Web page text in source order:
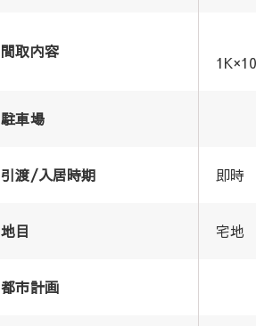
間取内容
駐車場
引渡/入居時期 即時
地目 宅地
都市計画